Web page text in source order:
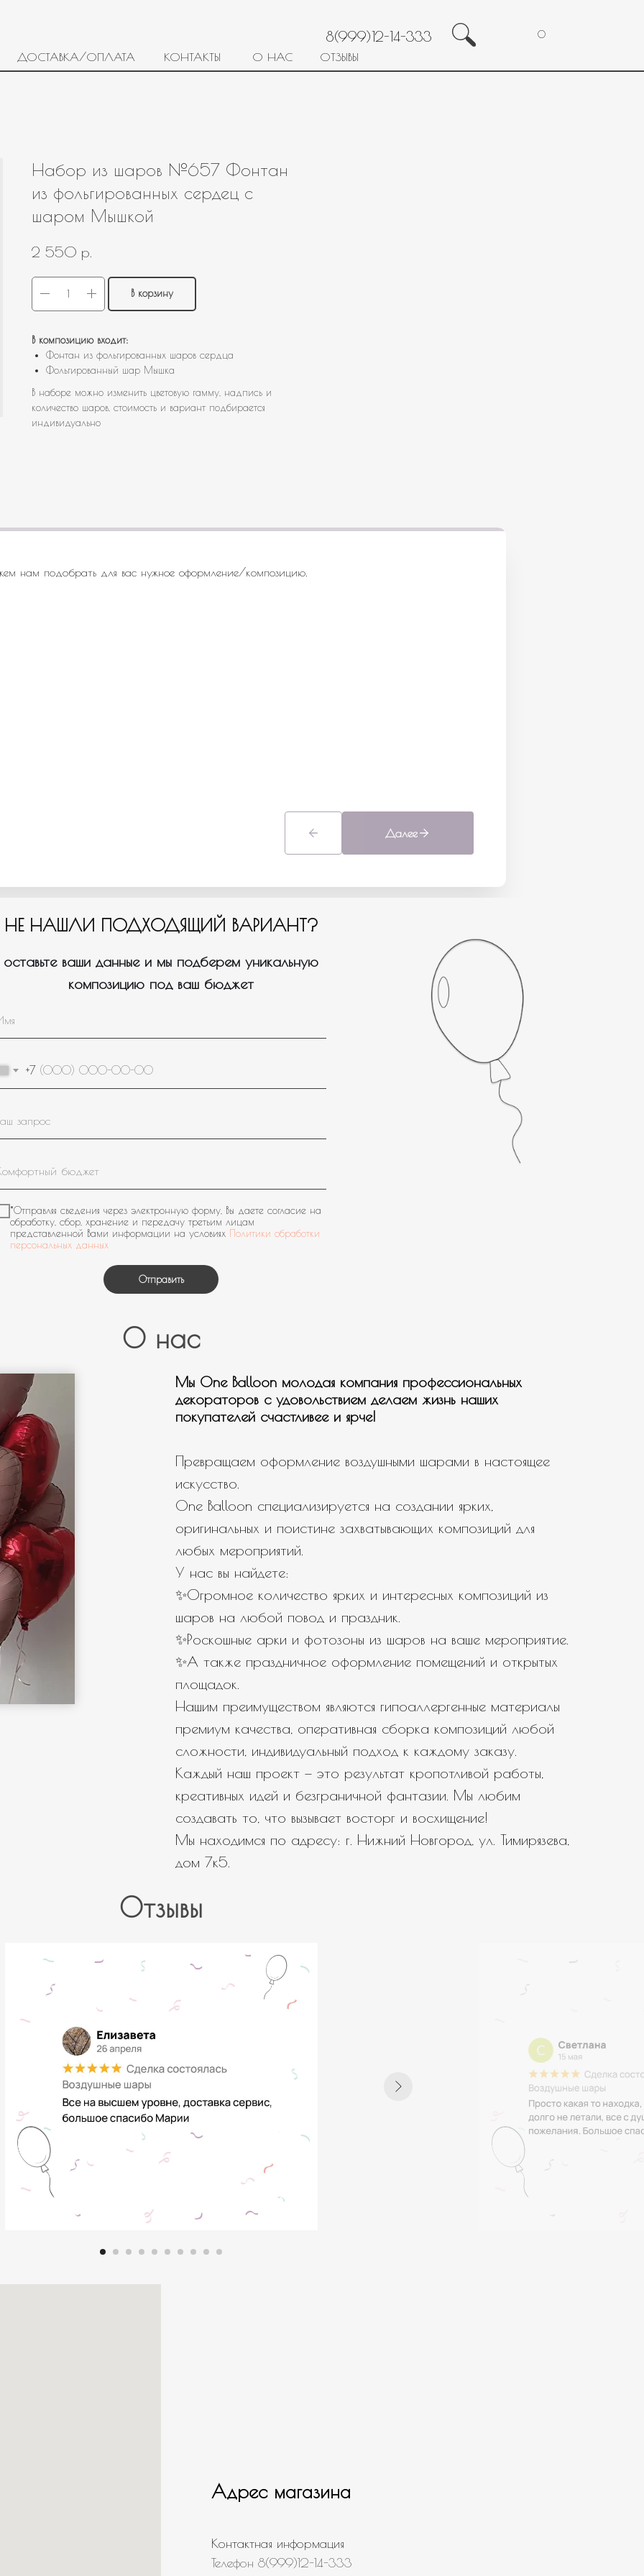
0
8(999)12-14-333
ДОСТАВКА/ОПЛАТА КОНТАКТЫ О НАС ОТЗЫВЫ
Набор из шаров №657 Фонтан
из фольгированных сердец с
шаром Мышкой
2 550 р.
В корзину
В композицию входит:
Фонтан из фольгированных шаров сердца
Фольгированный шар Мышка
В наборе можно изменить цветовую гамму, надпись и
количество шаров, стоимость и вариант подбирается
индивидуально
нам подобрать для вас нужное оформление/композицию.
Далее
+7
*Отправляя сведения через электронную форму, Вы даете согласие на
обработку, сбор, хранение и передачу третьим лицам
представленной Вами информации на условиях Политики обработки
персональных данных
Отправить
НЕ НАШЛИ ПОДХОДЯЩИЙ ВАРИАНТ?
оставьте ваши данные и мы подберем уникальную
композицию под ваш бюджет
О нас
Мы One Balloon молодая компания профессиональных
декораторов с удовольствием делаем жизнь наших
покупателей счастливее и ярче!
Превращаем оформление воздушными шарами в настоящее
искусство.
One Balloon специализируется на создании ярких,
оригинальных и поистине захватывающих композиций для
любых мероприятий.
У нас вы найдете:
✨Огромное количество ярких и интересных композиций из
шаров на любой повод и праздник.
✨Роскошные арки и фотозоны из шаров на ваше мероприятие.
✨А также праздничное оформление помещений и открытых
площадок.
Нашим преимуществом являются гипоаллергенные материалы
премиум качества, оперативная сборка композиций любой
сложности, индивидуальный подход к каждому заказу.
Каждый наш проект — это результат кропотливой работы,
креативных идей и безграничной фантазии. Мы любим
создавать то, что вызывает восторг и восхищение!
Мы находимся по адресу: г. Нижний Новгород, ул. Тимирязева,
дом 7к5.
Отзывы
Адрес магазина
Контактная информация
Телефон 8(999)12-14-333